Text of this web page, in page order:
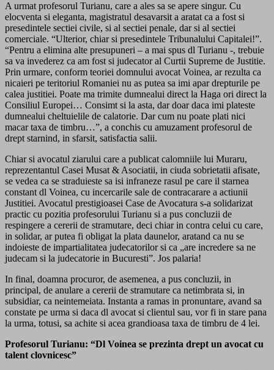
A urmat profesorul Turianu, care a ales sa se apere singur. Cu
elocventa si eleganta, magistratul desavarsit a aratat ca a fost si
presedintele sectiei civile, si al sectiei penale, dar si al sectiei
comerciale. “Ulterior, chiar si presedintele Tribunalului Capitalei!”.
“Pentru a elimina alte presupuneri – a mai spus dl Turianu -, trebuie
sa va invederez ca am fost si judecator al Curtii Supreme de Justitie.
Prin urmare, conform teoriei domnului avocat Voinea, ar rezulta ca
nicaieri pe teritoriul Romaniei nu as putea sa imi apar drepturile pe
calea justitiei. Poate ma trimite dumnealui direct la Haga ori direct la
Consiliul Europei… Consimt si la asta, dar doar daca imi plateste
dumnealui cheltuielile de calatorie. Dar cum nu poate plati nici
macar taxa de timbru…”, a conchis cu amuzament profesorul de
drept starnind, in sfarsit, satisfactia salii.
Chiar si avocatul ziarului care a publicat calomniile lui Muraru,
reprezentantul Casei Musat & Asociatii, in ciuda sobrietatii afisate,
se vedea ca se straduieste sa isi infraneze rasul pe care il starnea
constant dl Voinea, cu incercarile sale de contracarare a actiunii
Justitiei. Avocatul prestigioasei Case de Avocatura s-a solidarizat
practic cu pozitia profesorului Turianu si a pus concluzii de
respingere a cererii de stramutare, deci chiar in contra celui cu care,
in solidar, ar putea fi obligat la plata daunelor, aratand ca nu se
indoieste de impartialitatea judecatorilor si ca „are incredere sa ne
judecam si la judecatorie in Bucuresti”. Jos palaria!
In final, doamna procuror, de asemenea, a pus concluzii, in
principal, de anulare a cererii de stramutare ca netimbrata si, in
subsidiar, ca neintemeiata. Instanta a ramas in pronuntare, avand sa
constate pe urma si daca dl avocat si clientul sau, vor fi in stare pana
la urma, totusi, sa achite si acea grandioasa taxa de timbru de 4 lei.
Profesorul Turianu: “Dl Voinea se prezinta drept un avocat cu
talent clovnicesc”